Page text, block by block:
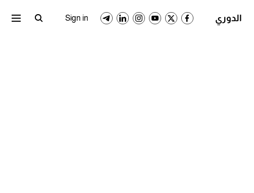
الدوري المصري الدوري السعودي Sign in